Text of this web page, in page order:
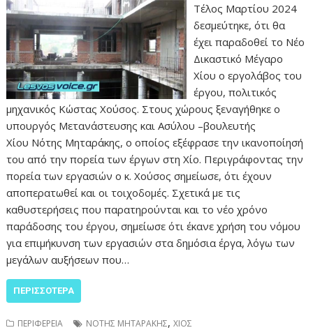
Τέλος Μαρτίου 2024
δεσμεύτηκε, ότι θα
έχει παραδοθεί το Νέο
Δικαστικό Μέγαρο
Χίου ο εργολάβος του
έργου, πολιτικός
μηχανικός Κώστας Χούσος. Στους χώρους ξεναγήθηκε ο
υπουργός Μετανάστευσης και Ασύλου –βουλευτής
Χίου Νότης Μηταράκης, ο οποίος εξέφρασε την ικανοποίησή
του από την πορεία των έργων στη Χίο. Περιγράφοντας την
πορεία των εργασιών ο κ. Χούσος σημείωσε, ότι έχουν
αποπερατωθεί και οι τοιχοδομές. Σχετικά με τις
καθυστερήσεις που παρατηρούνται και το νέο χρόνο
παράδοσης του έργου, σημείωσε ότι έκανε χρήση του νόμου
για επιμήκυνση των εργασιών στα δημόσια έργα, λόγω των
μεγάλων αυξήσεων που…
ΠΕΡΙΣΣΌΤΕΡΑ
ΠΕΡΙΦΕΡΕΙΑ ΝΟΤΗΣ ΜΗΤΑΡΑΚΗΣ,ΧΙΟΣ